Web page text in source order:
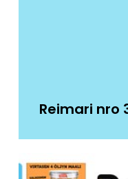
Reimari nro